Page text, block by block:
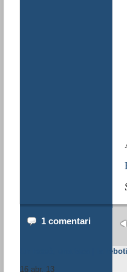
1 comentari
Un ressò, una taca | la
16 abr. 13